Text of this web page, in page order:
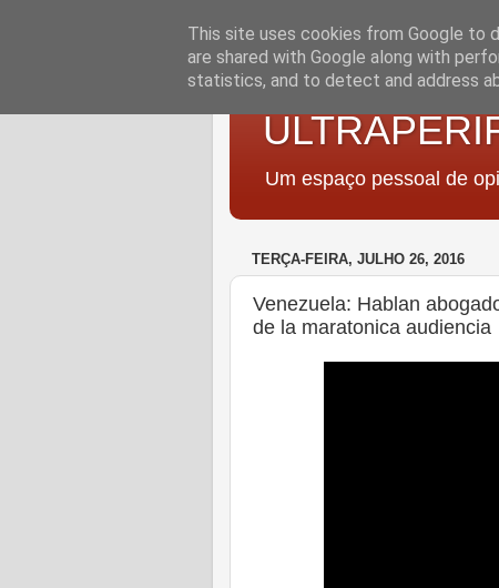
Um espaço pessoal de
TERÇA-FEIRA, JULHO 26, 2016
Venezuela: Hablan
de la maratonica audiencia
This site uses cookies from Google to
are shared with Google along with
statistics, and to detect and address